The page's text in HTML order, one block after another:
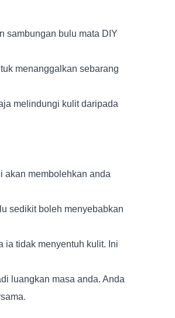
sambungan bulu mata DIY
menanggalkan sebarang
melindungi kulit daripada
akan membolehkan anda
sedikit boleh menyebabkan
ia tidak menyentuh kulit. Ini
luangkan masa anda. Anda